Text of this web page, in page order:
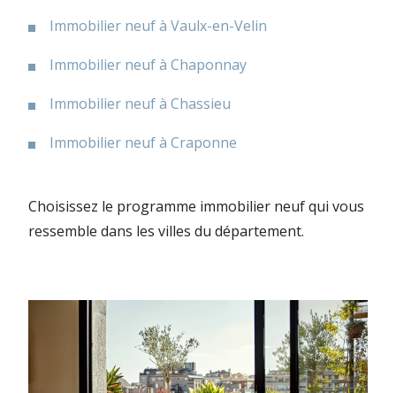
Immobilier neuf à Vaulx-en-Velin
Immobilier neuf à Chaponnay
Immobilier neuf à Chassieu
Immobilier neuf à Craponne
Choisissez le programme immobilier neuf qui vous
ressemble dans les villes du département.